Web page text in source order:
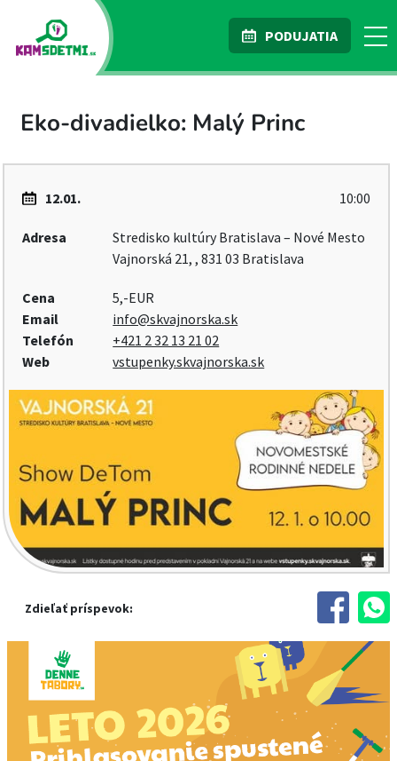
PODUJATIA
Eko-divadielko: Malý Princ
12.01. 10:00
Adresa
Stredisko kultúry Bratislava – Nové Mesto
Vajnorská 21, , 831 03 Bratislava
Cena
5,-EUR
Email
info@skvajnorska.sk
Telefón
+421 2 32 13 21 02
Web
vstupenky.skvajnorska.sk
Zdieľať príspevok: